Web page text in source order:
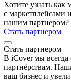
Хотите узнать как
с маркетплейсами
нашим партнером?
Стать партнером
Стать партнером
В iCover мы всегда
партнёрствам.
ваш бизнес и